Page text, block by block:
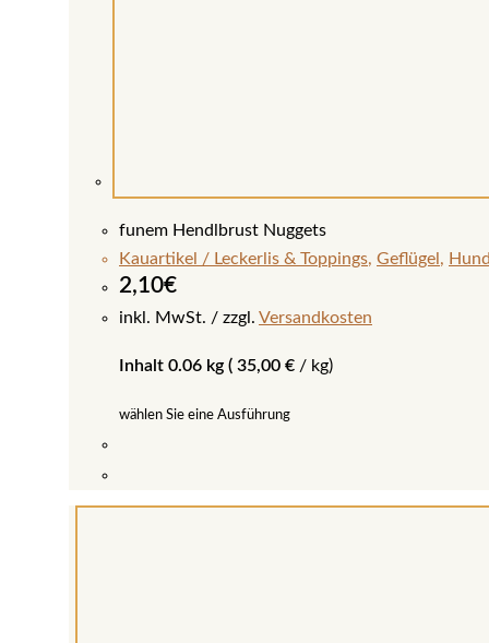
funem Hendlbrust Nuggets
Kauartikel / Leckerlis & Toppings, Geflügel ,
2,10€
inkl. MwSt. zzgl. Versandkosten
Inhalt 0.06 kg ( 35,00 € / kg)
wählen Sie eine Ausführung
Produkt